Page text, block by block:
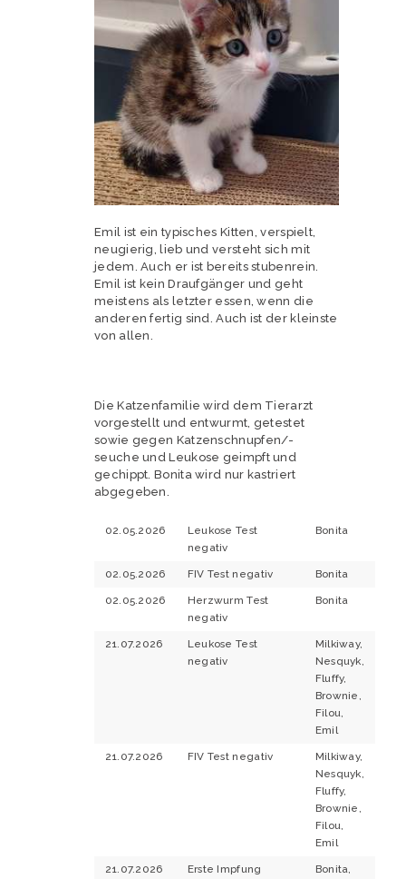
Emil ist ein typisches Kitten, verspielt,
neugierig, lieb und versteht sich mit
jedem. Auch er ist bereits stubenrein.
Emil ist kein Draufgänger und geht
meistens als letzter essen, wenn die
anderen fertig sind. Auch ist der kleinste
von allen.
Die Katzenfamilie wird dem Tierarzt
vorgestellt und entwurmt, getestet
sowie gegen Katzenschnupfen/-
seuche und Leukose geimpft und
gechippt. Bonita wird nur kastriert
abgegeben.
02.05.2026
Leukose Test
negativ
Bonita
02.05.2026 FIV Test negativ Bonita
02.05.2026
Herzwurm Test
negativ
Bonita
21.07.2026
Leukose Test
negativ
Milkiway,
Nesquyk,
Fluffy,
Brownie,
Filou,
Emil
21.07.2026 FIV Test negativ
Milkiway,
Nesquyk,
Fluffy,
Brownie,
Filou,
Emil
21.07.2026
Erste Impfung
Bonita,